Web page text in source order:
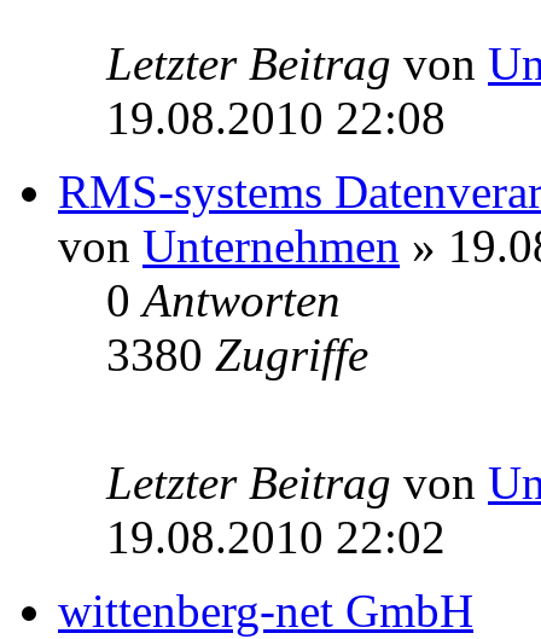
Letzter Beitrag von
19.08.2010 22:08
RMS-systems
von Unternehmen »
0Antworten
3380 Zugriffe
Letzter Beitrag von
19.08.2010 22:02
wittenberg-net GmbH